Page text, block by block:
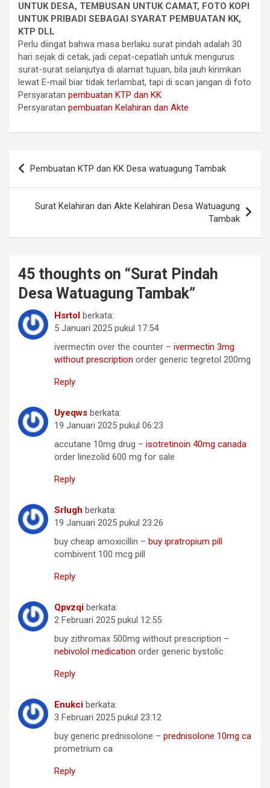
UNTUK DESA, TEMBUSAN UNTUK CAMAT, FOTO KOPI
UNTUK PRIBADI SEBAGAI SYARAT PEMBUATAN KK,
KTP DLL
Perlu diingat bahwa masa berlaku surat pindah adalah 30
hari sejak di cetak, jadi cepat-cepatlah untuk mengurus
surat-surat selanjutya di alamat tujuan, bila jauh kirimkan
lewat E-mail biar tidak terlambat, tapi di scan jangan di foto
Persyaratan pembuatan KTP dan KK
Persyaratan pembuatan Kelahiran dan Akte
Navigasi
pos
Pembuatan KTP dan KK Desa watuagung Tambak
Surat Kelahiran dan Akte Kelahiran Desa Watuagung
Tambak
45 thoughts on “Surat Pindah
Desa Watuagung Tambak”
Hsrtol berkata:
5 Januari 2025 pukul 17:54
ivermectin over the counter – ivermectin 3mg
without prescription order generic tegretol 200mg
Reply
Uyeqws berkata:
19 Januari 2025 pukul 06:23
accutane 10mg drug – isotretinoin 40mg canada
order linezolid 600 mg for sale
Reply
Srlugh berkata:
19 Januari 2025 pukul 23:26
buy cheap amoxicillin – buy ipratropium pill
combivent 100 mcg pill
Reply
Qpvzqi berkata:
2 Februari 2025 pukul 12:55
buy zithromax 500mg without prescription –
nebivolol medication order generic bystolic
Reply
Enukci berkata:
3 Februari 2025 pukul 23:12
buy generic prednisolone – prednisolone 10mg ca
prometrium ca
Reply